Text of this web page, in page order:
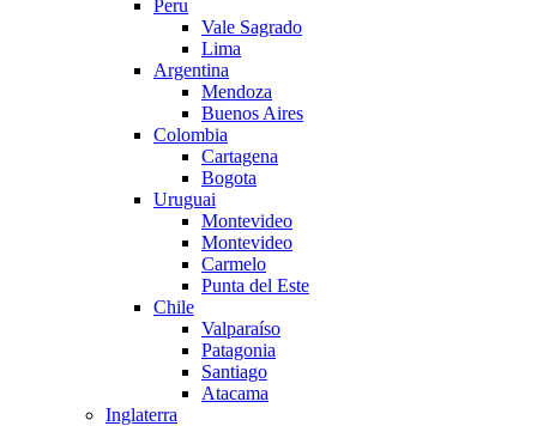
Peru
Vale Sagrado
Lima
Argentina
Mendoza
Buenos Aires
Colombia
Cartagena
Bogota
Uruguai
Montevideo
Montevideo
Carmelo
Punta del Este
Chile
Valparaíso
Patagonia
Santiago
Atacama
Inglaterra